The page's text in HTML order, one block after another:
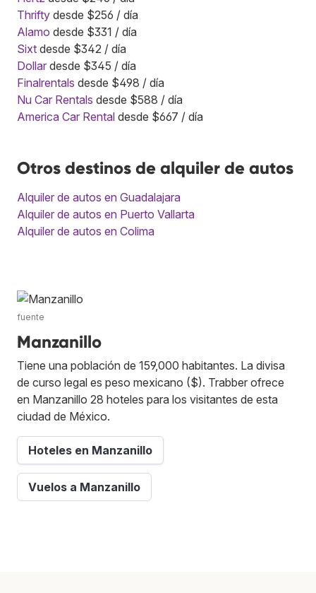
Thrifty desde $256 / día
Alamo desde $331 / día
Sixt desde $342 / día
Dollar desde $345 / día
Finalrentals desde $498 / día
Nu Car Rentals desde $588 / día
America Car Rental desde $667 / día
Otros destinos de alquiler de autos
Alquiler de autos en Guadalajara
Alquiler de autos en Puerto Vallarta
Alquiler de autos en Colima
fuente
Manzanillo
Tiene una población de 159,000 habitantes. La divisa
de curso legal es peso mexicano ($). Trabber ofrece
en Manzanillo 28 hoteles para los visitantes de esta
ciudad de México.
Hoteles en Manzanillo
Vuelos a Manzanillo